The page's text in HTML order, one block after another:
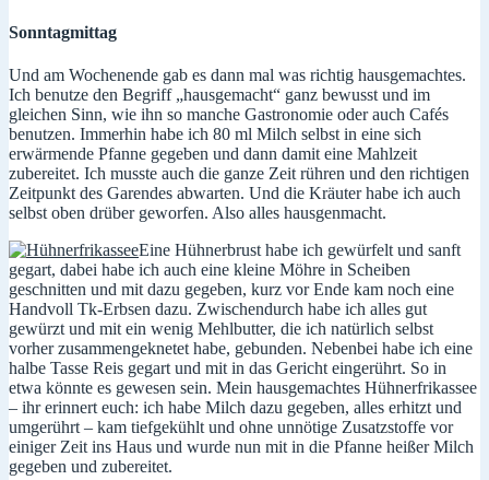
Sonntagmittag
Und am Wochenende gab es dann mal was richtig hausgemachtes.
Ich benutze den Begriff „hausgemacht“ ganz bewusst und im
gleichen Sinn, wie ihn so manche Gastronomie oder auch Cafés
benutzen. Immerhin habe ich 80 ml Milch selbst in eine sich
erwärmende Pfanne gegeben und dann damit eine Mahlzeit
zubereitet. Ich musste auch die ganze Zeit rühren und den richtigen
Zeitpunkt des Garendes abwarten. Und die Kräuter habe ich auch
selbst oben drüber geworfen. Also alles hausgenmacht.
Eine Hühnerbrust habe ich gewürfelt und sanft
gegart, dabei habe ich auch eine kleine Möhre in Scheiben
geschnitten und mit dazu gegeben, kurz vor Ende kam noch eine
Handvoll Tk-Erbsen dazu. Zwischendurch habe ich alles gut
gewürzt und mit ein wenig Mehlbutter, die ich natürlich selbst
vorher zusammengeknetet habe, gebunden. Nebenbei habe ich eine
halbe Tasse Reis gegart und mit in das Gericht eingerührt. So in
etwa könnte es gewesen sein. Mein hausgemachtes Hühnerfrikassee
– ihr erinnert euch: ich habe Milch dazu gegeben, alles erhitzt und
umgerührt – kam tiefgekühlt und ohne unnötige Zusatzstoffe vor
einiger Zeit ins Haus und wurde nun mit in die Pfanne heißer Milch
gegeben und zubereitet.